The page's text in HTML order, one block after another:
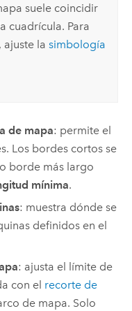
suele coincidir
cuadrícula. Para
ajuste la simbología
de mapa: permite el
Los bordes cortos se
borde más largo
mínima.
: muestra dónde se
definidos en el
: ajusta el límite de
con el recorte de
de mapa. Solo